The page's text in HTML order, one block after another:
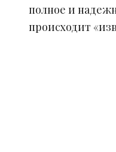
полное и
происходит